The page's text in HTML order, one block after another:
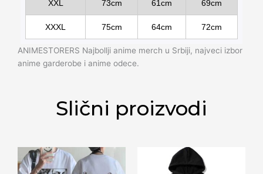
XXL 73cm 61cm 69cm
XXXL 75cm 64cm 72cm
ANIMESTORERS Najbollji anime merch u Srbiji, najveci izbor
anime garderobe i anime odece.
Slični proizvodi